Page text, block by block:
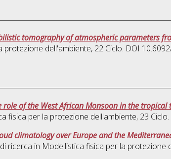
tomography of atmospheric parameters
protezione dell'ambiente, 22 Ciclo. DOI
role of the West African Monsoon in the
fisica per la protezione dell'ambiente, 23
climatology over Europe and the
ricerca in Modellistica fisica per la protezione